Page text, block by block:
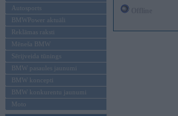
Autosports
BMWPower aktuāli
Reklāmas raksti
Mēneša BMW
Sērijveida tūnings
BMW pasaules jaunumi
BMW koncepti
BMW konkurentu jaunumi
Moto